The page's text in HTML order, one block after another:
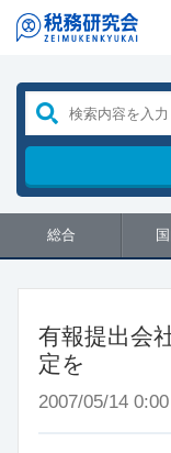
総合
有報提出会
定を
2007/05/14 0:00